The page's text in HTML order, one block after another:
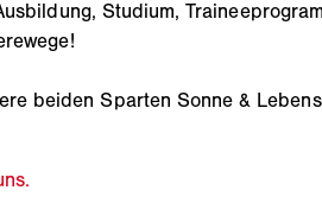
Studium,
beiden Sparten Sonne &